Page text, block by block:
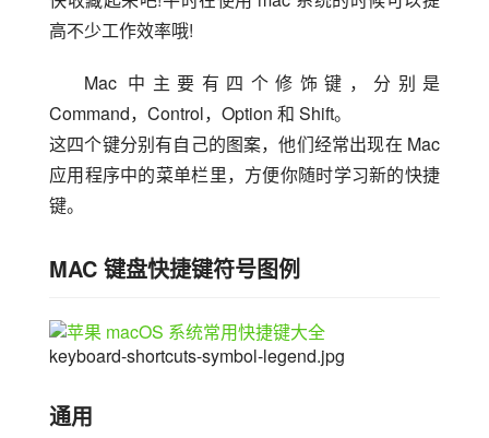
高不少工作效率哦!
Mac 中主要有四个修饰键，分别是
Command，Control，Option 和 Shift。
这四个键分别有自己的图案，他们经常出现在 Mac
应用程序中的菜单栏里，方便你随时学习新的快捷
键。
MAC 键盘快捷键符号图例
keyboard-shortcuts-symbol-legend.jpg
通用